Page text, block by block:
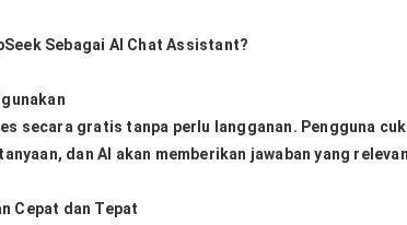
Sebagai AI Chat Assistant?
secara gratis tanpa perlu langganan. Pengguna
dan AI akan memberikan jawaban yang
Cepat dan Tepat